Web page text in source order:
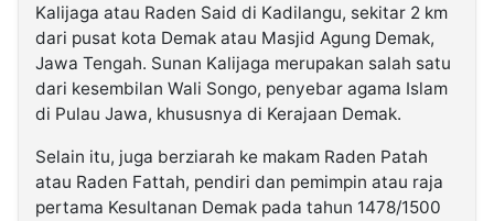
Kalijaga atau Raden Said di Kadilangu, sekitar 2 km
dari pusat kota Demak atau Masjid Agung Demak,
Jawa Tengah. Sunan Kalijaga merupakan salah satu
dari kesembilan Wali Songo, penyebar agama Islam
di Pulau Jawa, khususnya di Kerajaan Demak.
Selain itu, juga berziarah ke makam Raden Patah
atau Raden Fattah, pendiri dan pemimpin atau raja
pertama Kesultanan Demak pada tahun 1478/1500